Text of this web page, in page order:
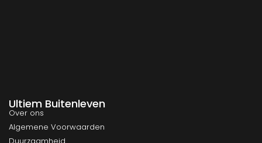
Ultiem Buitenleven
Over ons
Algemene Voorwaarden
Duurzaamheid